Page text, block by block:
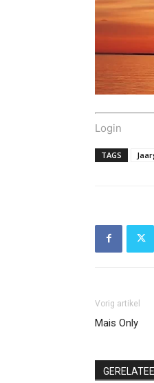
Login
TAGS
Vorig artikel
Mais Only